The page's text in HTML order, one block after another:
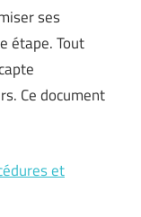
ses
étape. Tout
Ce document
et